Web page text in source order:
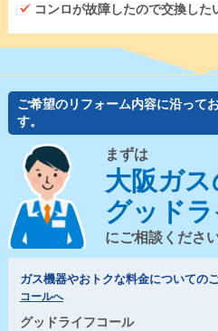
コンロが故障したので交換した
ご希望のリフォーム内容に沿って
す。
まずは
大阪ガス
グッド
にご相談くださ
ガス機器やおトクな料金についての
コールへ
グッドライフコール